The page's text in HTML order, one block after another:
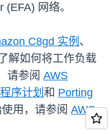
网络。
C8gd 实例 、
解如何将工作负载
请参阅 AWS
序计划 和 Porting
用，请参阅 AWS